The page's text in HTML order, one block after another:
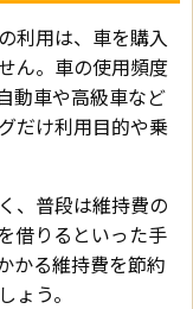
利用は、車を購入
ん。車の使用頻度
動車や高級車など
だけ利用目的や乗
、普段は維持費の
借りるといった手
かる維持費を節約
う。